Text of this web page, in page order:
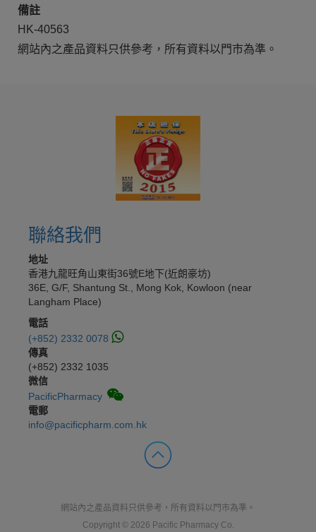
備註
HK-40563
網站內之產品資料只供參考，所有資料以門市為準。
聯絡我們
地址
香港九龍旺角山東街36號E地下(近朗豪坊)
36E, G/F, Shantung St., Mong Kok, Kowloon (near
Langham Place)
電話
(+852) 2332 0078
傳真
(+852) 2332 1035
微信
PacificPharmacy
電郵
info@pacificpharm.com.hk
網站內之產品資料只供參考，所有資料以門市為準。
Copyright © 2026 Pacific Pharmacy Co.